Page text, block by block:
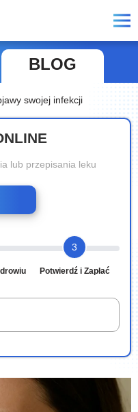
BLOG
swojej infekcji
lub przepisania leku
3
Potwierdź i Zapłać